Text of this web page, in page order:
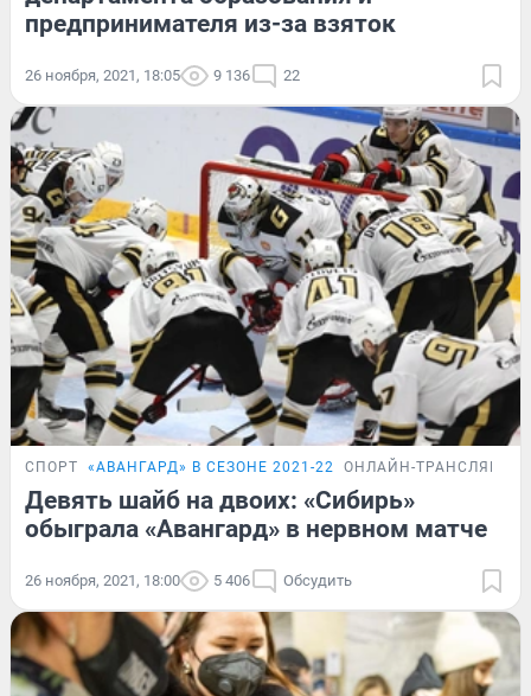
предпринимателя из-за взяток
26 ноября, 2021, 18:05 9 136 22
СПОРТ «АВАНГАРД» В СЕЗОНЕ 2021-22 ОНЛАЙН-ТРАНСЛЯЦИЯ
Девять шайб на двоих: «Сибирь»
обыграла «Авангард» в нервном матче
26 ноября, 2021, 18:00 5 406 Обсудить